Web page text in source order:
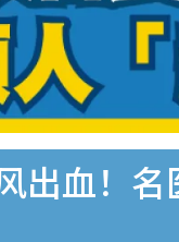
出血！